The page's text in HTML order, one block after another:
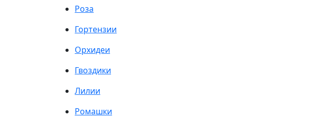
Роза
Гортензии
Орхидеи
Гвоздики
Лилии
Ромашки